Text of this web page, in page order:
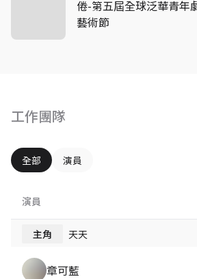
工作團隊
全部 演員
演員
主角 天天
章可藍
倦-第五屆全球泛華青年
藝術節